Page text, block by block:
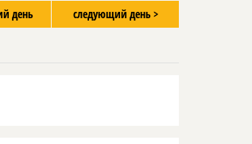
следующий день >
день